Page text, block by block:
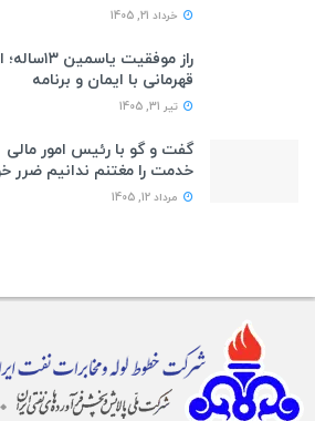
خرداد 21, 1405
راز موفقیت
قهرمانی با ایمان و برنامه
تیر 31, 1405
گفت و گو با رئیس امور
خدمت را مغتنم ندانیم ضرر
مرداد 12, 1405